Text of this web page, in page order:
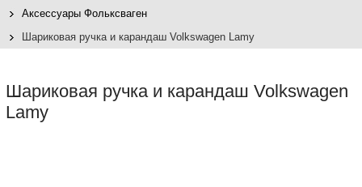
Аксессуары Фольксваген
Шариковая ручка и карандаш Volkswagen Lamy
Шариковая ручка и карандаш Volkswagen
Lamy